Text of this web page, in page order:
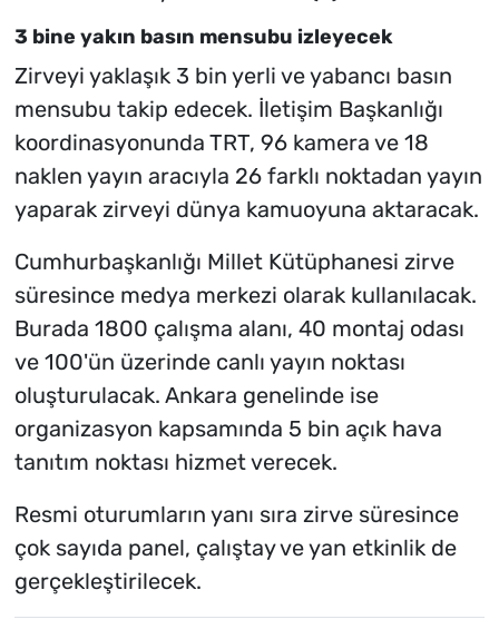
3 bine yakın basın mensubu izleyecek
Zirveyi yaklaşık 3 bin yerli ve yabancı basın
mensubu takip edecek. İletişim Başkanlığı
koordinasyonunda TRT, 96 kamera ve 18
naklen yayın aracıyla 26 farklı noktadan yayın
yaparak zirveyi dünya kamuoyuna aktaracak.
Cumhurbaşkanlığı Millet Kütüphanesi zirve
süresince medya merkezi olarak kullanılacak.
Burada 1800 çalışma alanı, 40 montaj odası
ve 100'ün üzerinde canlı yayın noktası
oluşturulacak. Ankara genelinde ise
organizasyon kapsamında 5 bin açık hava
tanıtım noktası hizmet verecek.
Resmi oturumların yanı sıra zirve süresince
çok sayıda panel, çalıştay ve yan etkinlik de
gerçekleştirilecek.